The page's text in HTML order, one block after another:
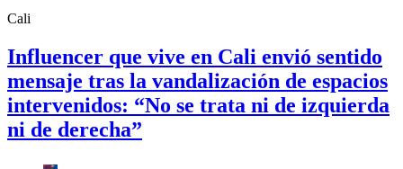
Cali
Influencer que vive en Cali envió sentido
mensaje tras la vandalización de espacios
intervenidos: “No se trata ni de izquierda
ni de derecha”